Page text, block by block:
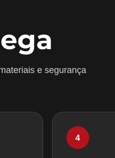
e segurança
4